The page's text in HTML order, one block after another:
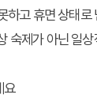
고 휴면 상태
제가 아닌 일
요